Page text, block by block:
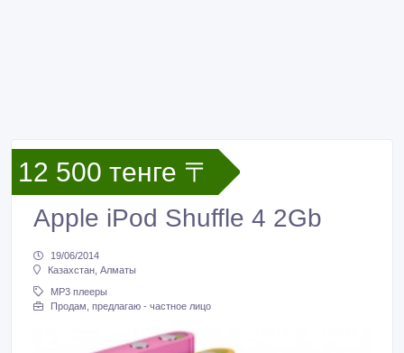
12 500 тенге 〒
Apple iPod Shuffle 4 2Gb
19/06/2014
Казахстан, Алматы
MP3 плееры
Продам, предлагаю - частное лицо